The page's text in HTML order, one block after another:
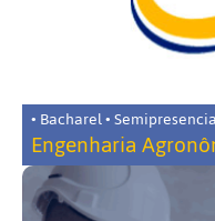
• Bacharel •
Engenharia